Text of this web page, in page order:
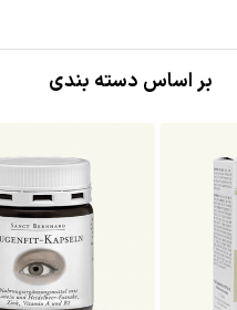
بر اساس دسته بندی